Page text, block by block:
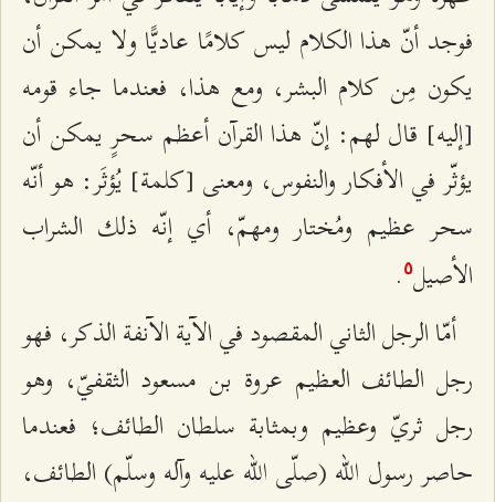
فوجد أنّ هذا الكلام ليس كلامًا عاديًّا ولا يمكن أن
يكون مِن كلام البشر، ومع هذا، فعندما جاء قومه
[إليه] قال لهم: إنّ هذا القرآن أعظم سحرٍ يمكن أن
يؤثّر في الأفكار والنفوس، ومعنى [كلمة] يُؤثَر: هو أنّه
سحر عظيم ومُختار ومهمّ، أي إنّه ذلك الشراب
الأصيل٥ .
أمّا الرجل الثاني المقصود في الآية الآنفة الذكر، فهو
رجل الطائف العظيم عروة بن مسعود الثقفيّ، وهو
رجل ثريّ وعظيم وبمثابة سلطان الطائف؛ فعندما
حاصر رسول الله (صلّى الله عليه وآله وسلّم) الطائف،